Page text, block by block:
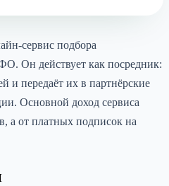
сервис подбора
Он действует как посредник:
и передаёт их в партнёрские
Основной доход сервиса
а от платных подписок на